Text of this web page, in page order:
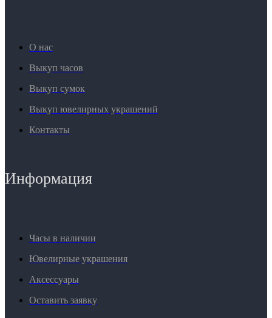
О нас
Выкуп часов
Выкуп сумок
Выкуп ювелирных украшений
Контакты
Информация
Часы в наличии
Ювелирные украшения
Аксессуары
Оставить заявку